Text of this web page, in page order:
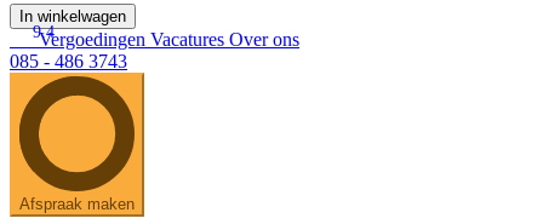
In winkelwagen
9.4
Vergoedingen Vacatures Over ons
085 - 486 3743
Afspraak maken